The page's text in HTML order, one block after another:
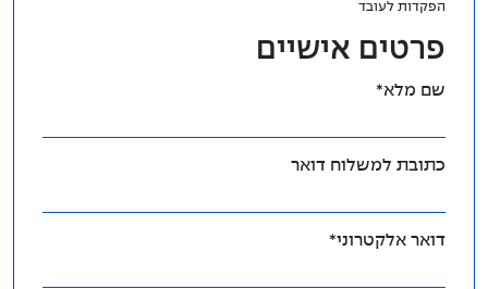
הפקדות לעובד
פרטים אישיים
שם מלא*
כתובת למשלוח דואר
דואר אלקטרוני*